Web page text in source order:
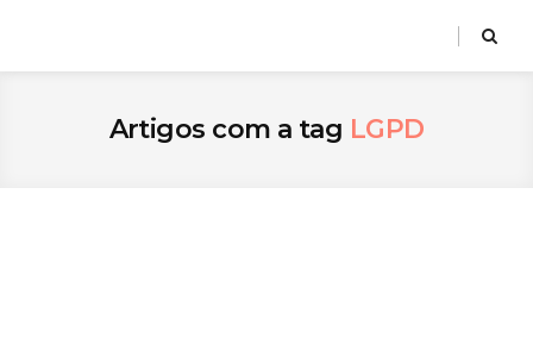
Artigos com a tag LGPD